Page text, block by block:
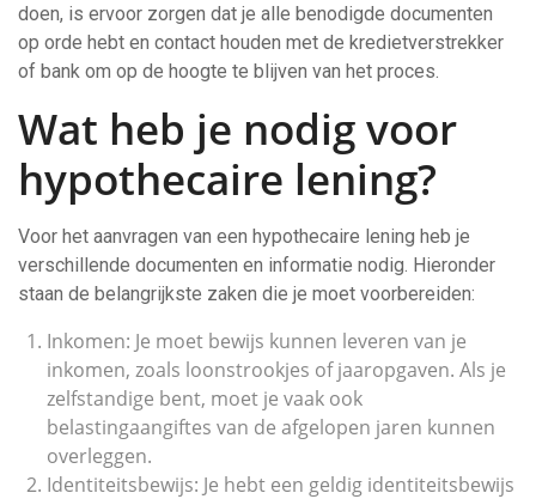
doen, is ervoor zorgen dat je alle benodigde documenten
op orde hebt en contact houden met de kredietverstrekker
of bank om op de hoogte te blijven van het proces.
Wat heb je nodig voor
hypothecaire lening?
Voor het aanvragen van een hypothecaire lening heb je
verschillende documenten en informatie nodig. Hieronder
staan de belangrijkste zaken die je moet voorbereiden:
Inkomen: Je moet bewijs kunnen leveren van je
inkomen, zoals loonstrookjes of jaaropgaven. Als je
zelfstandige bent, moet je vaak ook
belastingaangiftes van de afgelopen jaren kunnen
overleggen.
Identiteitsbewijs: Je hebt een geldig identiteitsbewijs